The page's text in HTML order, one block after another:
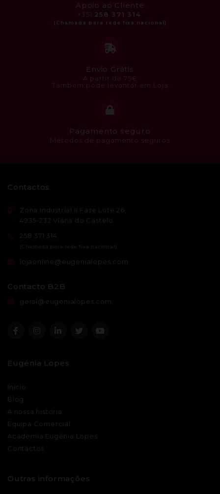
Apoio ao Cliente
+351 258 371 314
Envio Grátis
A partir de 75€
Também pode levantar em Loja
Pagamento seguro
Métodos de pagamento seguros
Contactos
Zona Industrial II Fase Lote 26,
4935-232 Viana do Castelo
258 371 314
lojaonline@eugenialopes.com
Contacto B2B
geral@eugenialopes.com
Eugénia Lopes
Início
Blog
A nossa história
Equipa Comercial
Academia Eugénia Lopes
Contactos
Outras informações